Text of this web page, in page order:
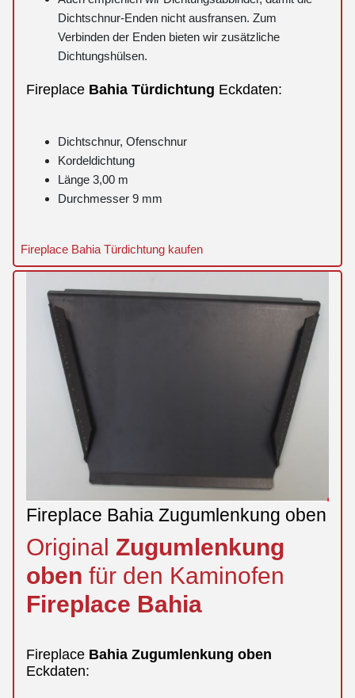
Dichtschnur-Enden nicht ausfransen. Zum
Verbinden der Enden bieten wir zusätzliche
Dichtungshülsen.
Fireplace Bahia Türdichtung Eckdaten:
Dichtschnur, Ofenschnur
Kordeldichtung
Länge 3,00 m
Durchmesser 9 mm
Fireplace Bahia Türdichtung kaufen
Fireplace Bahia Zugumlenkung oben
Original Zugumlenkung
oben für den Kaminofen
Fireplace Bahia
Fireplace Bahia Zugumlenkung oben
Eckdaten: